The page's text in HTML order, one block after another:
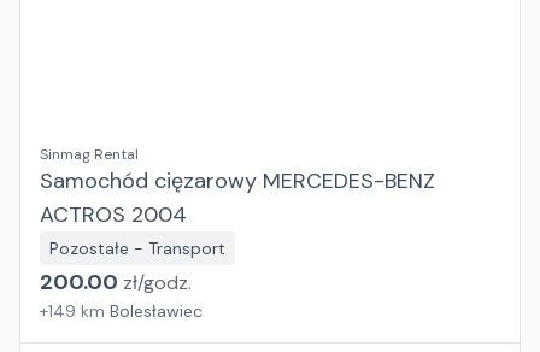
Sinmag Rental
Samochód cięzarowy MERCEDES-BENZ
ACTROS 2004
Pozostałe - Transport
200.00 zł/godz.
+149 km Bolesławiec